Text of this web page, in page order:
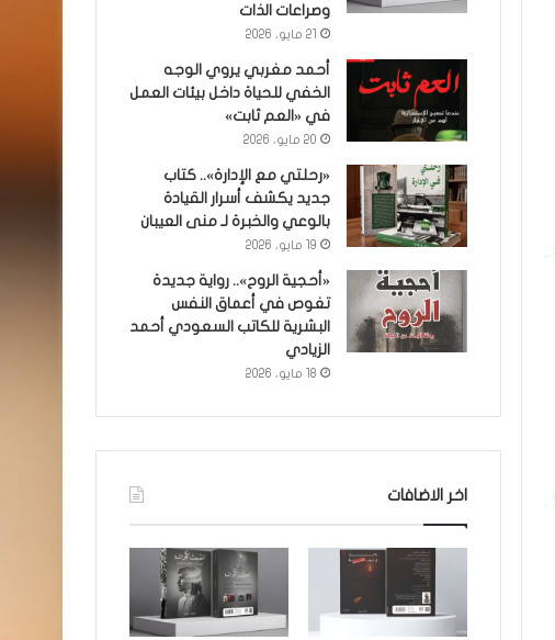
وصراعات الذات
21 مايو، 2026
أحمد مغربي يروي الوجه
الخفي للحياة داخل بيئات العمل
في «العم ثابت»
20 مايو، 2026
«رحلتي مع الإدارة».. كتاب
جديد يكشف أسرار القيادة
بالوعي والخبرة لـ منى العيبان
19 مايو، 2026
«أحجية الروح».. رواية جديدة
تغوص في أعماق النفس
البشرية للكاتب السعودي أحمد
الزيادي
18 مايو، 2026
اخر الاضافات